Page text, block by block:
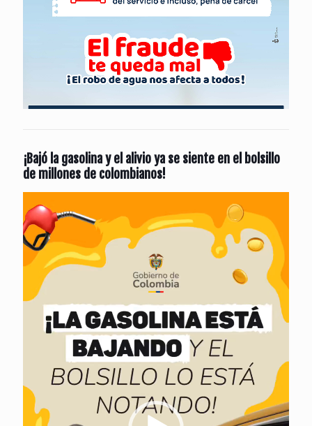
¡Bajó la gasolina y el alivio ya se siente en el bolsillo
de millones de colombianos!
de
vídeo